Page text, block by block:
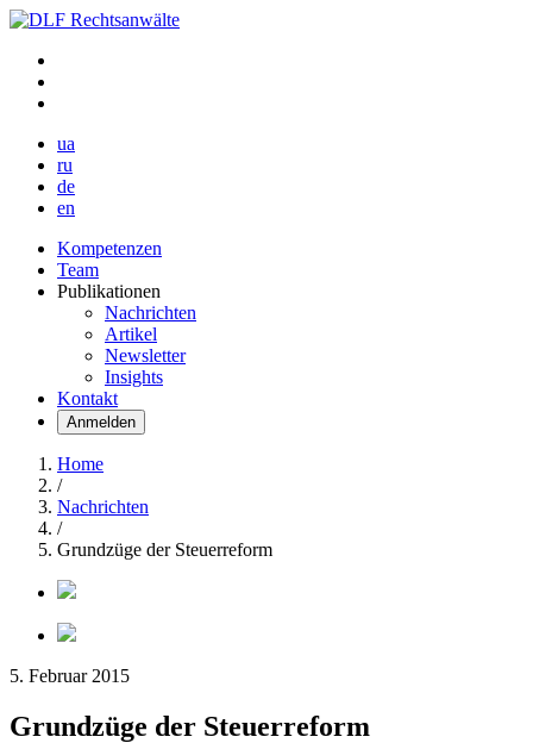
ua
ru
de
en
Kompetenzen
Team
Publikationen
Nachrichten
Artikel
Newsletter
Insights
Kontakt
Anmelden
Home
/
Nachrichten
/
Grundzüge der Steuerreform
5. Februar 2015
Grundzüge der Steuerreform